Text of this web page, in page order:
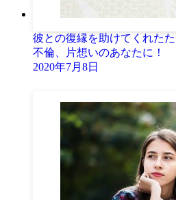
彼との復縁を助けてくれた
不倫、片想いのあなたに！
2020年7月8日